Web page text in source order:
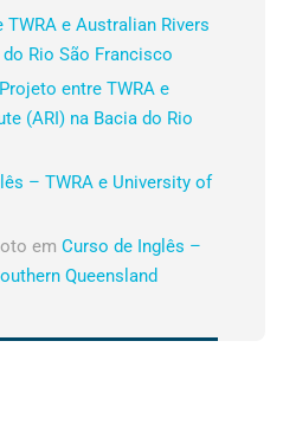
TWRA e Australian Rivers
Rio São Francisco
Projeto entre TWRA e
(ARI) na Bacia do Rio
– TWRA e University of
em Curso de Inglês –
Queensland